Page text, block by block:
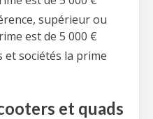
supérieur ou
est de 5 000 €
sociétés la prime
et quads